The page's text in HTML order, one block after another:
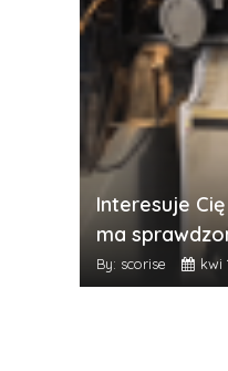
Interesuje
ma
By: scorise kwi